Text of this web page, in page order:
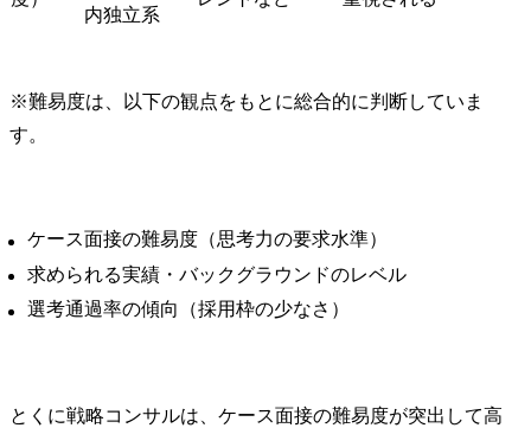
内独立系
※難易度は、以下の観点をもとに総合的に判断していま
す。
ケース面接の難易度（思考力の要求水準）
求められる実績・バックグラウンドのレベル
選考通過率の傾向（採用枠の少なさ）
とくに戦略コンサルは、ケース面接の難易度が突出して高